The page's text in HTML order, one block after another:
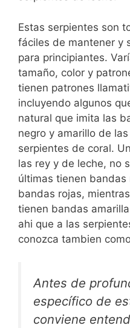
Estas serpientes son
fáciles de mantener y
para principiantes.
tamaño, color y
tienen patrones
incluyendo algunos
natural que imita las
negro y amarillo de
serpientes de coral.
las rey y de leche, no
últimas tienen bandas
bandas rojas,
tienen bandas
ahi que a las
conozca tambien
Antes de
específico de
conviene